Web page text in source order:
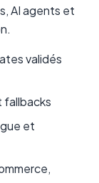
AI agents et
validés
fallbacks
et